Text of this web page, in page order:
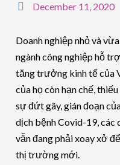
December 11, 2020
Doanh nghiệp nhỏ và
ngành công nghiệp hỗ
tăng trưởng kinh tế của
của họ còn hạn chế,
sự đứt gãy, gián đoạn
dịch bệnh Covid-19, các
vẫn đang phải xoay xở
thị trường mới.